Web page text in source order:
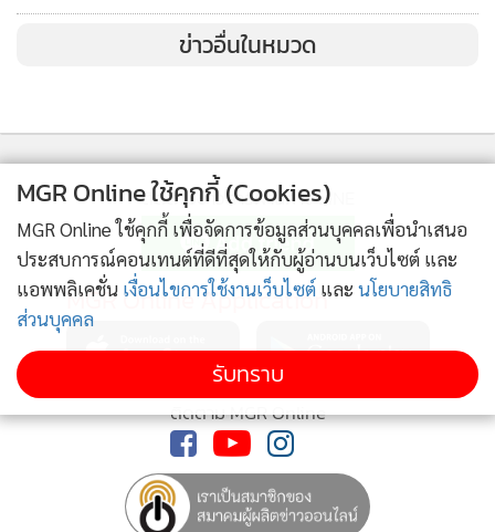
ข่าวอื่นในหมวด
ติดตามข่าวสารผ่านทาง LINE
MGR Online Application
ติดตาม MGR Online
MGR Online ใช้คุกกี้ (Cookies)
MGR Online ใช้คุกกี้ เพื่อจัดการข้อมูลส่วนบุคคลเพื่อนำเสนอ
ประสบการณ์คอนเทนต์ที่ดีที่สุดให้กับผู้อ่านบนเว็บไซต์ และ
แอพพลิเคชั่น เงื่อนไขการใช้งานเว็บไซต์ และ นโยบายสิทธิ
ส่วนบุคคล
รับทราบ